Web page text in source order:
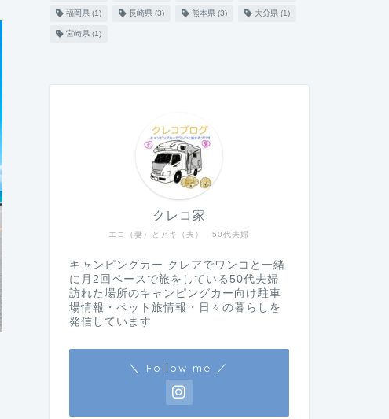
福岡県(1) 長崎県(3) 熊本県(3) 大分県(1)
宮崎県(1)
エコ（妻）とアキ（夫） 50代夫婦
クレコ家
キャンピングカー クレアでワンコと一緒
に月2回ペースで旅をしている50代夫婦
訪れた場所のキャンピングカー向け駐車
場情報・ペット旅情報・日々の暮らしを
発信しています
＼ Follow me ／